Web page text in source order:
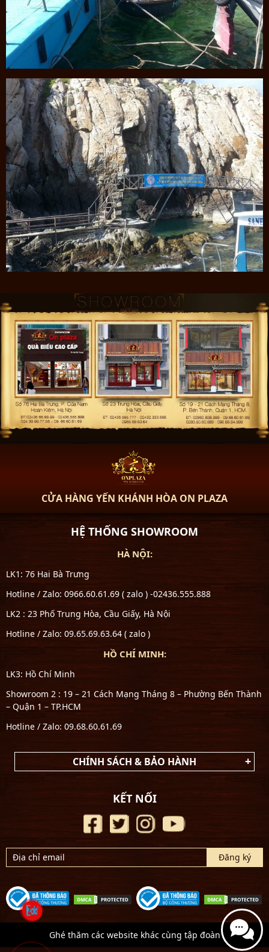
CỬA HÀNG YẾN KHÁNH HÒA ON PLAZA
HỆ THỐNG SHOWROOM
HÀ NỘI:
LK1: 76 Hai Bà Trưng
Hotline / Zalo: 0966.60.61.69 ( zalo ) -02436.555.888
LK2 : 23 Phố Trung Hòa, Cầu Giấy, Hà Nội
Hotline / Zalo: 09.65.69.63.64 ( zalo )
HỒ CHÍ MINH:
LK3: Hồ Chí Minh
Showroom 2 : 19 – 21 Cách Mạng Tháng 8 – Phường Bến Thành
– Quận 1 – TP.HCM
Hotline / Zalo: 09.68.60.61.69
CHÍNH SÁCH & BẢO HÀNH
KẾT NỐI
Ghé thăm các website khác cùng tập đoàn